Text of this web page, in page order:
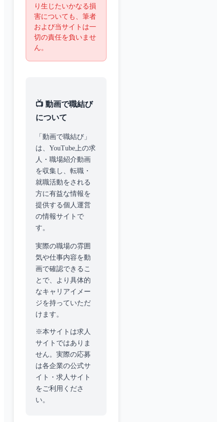
り生じたいかなる損
害についても、筆者
および当サイトは一
切の責任を負いませ
ん。
📺 動画で職結び
について
「動画で職結び」
は、YouTube上の求
人・職場紹介動画
を収集し、転職・
就職活動をされる
方に有益な情報を
提供する個人運営
の情報サイトで
す。
実際の職場の雰囲
気や仕事内容を動
画で確認できるこ
とで、より具体的
なキャリアイメー
ジを持っていただ
けます。
※本サイトは求人
サイトではありま
せん。実際の応募
は各企業の公式サ
イト・求人サイト
をご利用くださ
い。